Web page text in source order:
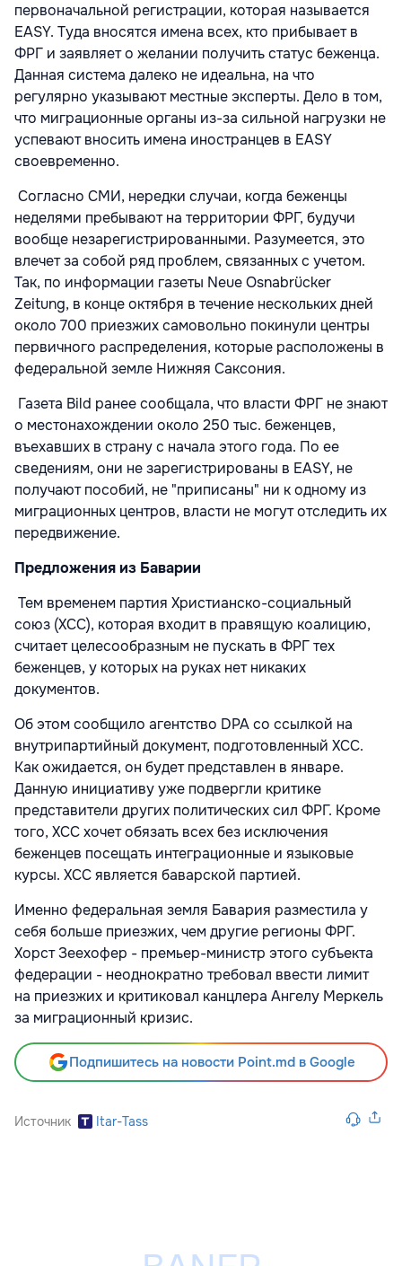
первоначальной регистрации, которая называется
EASY. Туда вносятся имена всех, кто прибывает в
ФРГ и заявляет о желании получить статус беженца.
Данная система далеко не идеальна, на что
регулярно указывают местные эксперты. Дело в том,
что миграционные органы из-за сильной нагрузки не
успевают вносить имена иностранцев в EASY
своевременно.
Согласно СМИ, нередки случаи, когда беженцы
неделями пребывают на территории ФРГ, будучи
вообще незарегистрированными. Разумеется, это
влечет за собой ряд проблем, связанных с учетом.
Так, по информации газеты Neue Osnabrücker
Zeitung, в конце октября в течение нескольких дней
около 700 приезжих самовольно покинули центры
первичного распределения, которые расположены в
федеральной земле Нижняя Саксония.
Газета Bild ранее сообщала, что власти ФРГ не знают
о местонахождении около 250 тыс. беженцев,
въехавших в страну с начала этого года. По ее
сведениям, они не зарегистрированы в EASY, не
получают пособий, не "приписаны" ни к одному из
миграционных центров, власти не могут отследить их
передвижение.
Предложения из Баварии
Тем временем партия Христианско-социальный
союз (ХСС), которая входит в правящую коалицию,
считает целесообразным не пускать в ФРГ тех
беженцев, у которых на руках нет никаких
документов.
Об этом сообщило агентство DPA со ссылкой на
внутрипартийный документ, подготовленный ХСС.
Как ожидается, он будет представлен в январе.
Данную инициативу уже подвергли критике
представители других политических сил ФРГ. Кроме
того, ХСС хочет обязать всех без исключения
беженцев посещать интеграционные и языковые
курсы. ХСС является баварской партией.
Именно федеральная земля Бавария разместила у
себя больше приезжих, чем другие регионы ФРГ.
Хорст Зеехофер - премьер-министр этого субъекта
федерации - неоднократно требовал ввести лимит
на приезжих и критиковал канцлера Ангелу Меркель
за миграционный кризис.
Подпишитесь на новости Point.md в Google
Источник Itar-Tass